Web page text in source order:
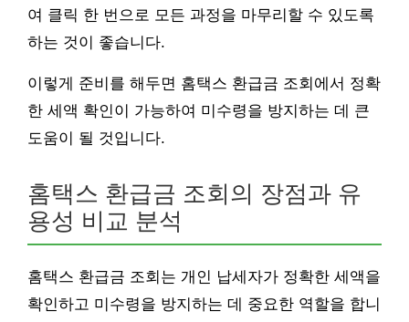
여 클릭 한 번으로 모든 과정을 마무리할 수 있도록
하는 것이 좋습니다.
이렇게 준비를 해두면 홈택스 환급금 조회에서 정확
한 세액 확인이 가능하여 미수령을 방지하는 데 큰
도움이 될 것입니다.
홈택스 환급금 조회의 장점과 유
용성 비교 분석
홈택스 환급금 조회는 개인 납세자가 정확한 세액을
확인하고 미수령을 방지하는 데 중요한 역할을 합니